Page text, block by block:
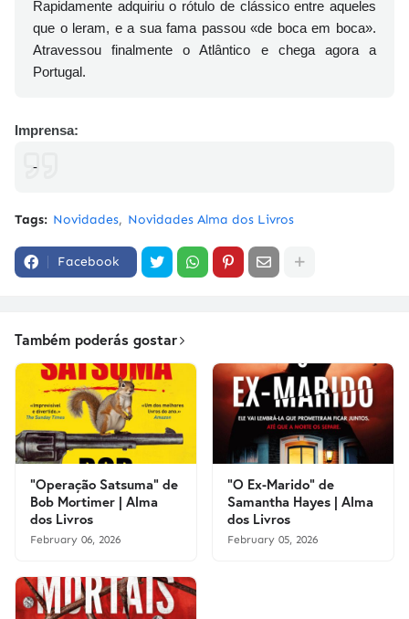
Rapidamente adquiriu o rótulo de clássico entre aqueles
que o leram, e a sua fama passou «de boca em boca».
Atravessou finalmente o Atlântico e chega agora a
Portugal.
Imprensa:
-
Tags: Novidades Novidades Alma dos Livros
Facebook
Também poderás gostar
"Operação Satsuma" de
Bob Mortimer | Alma
dos Livros
February 06, 2026
"O Ex-Marido" de
Samantha Hayes | Alma
dos Livros
February 05, 2026